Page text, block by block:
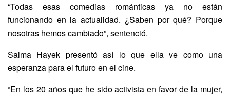
“Todas esas comedias románticas ya no están
funcionando en la actualidad. ¿Saben por qué? Porque
nosotras hemos cambiado”, sentenció.
Salma Hayek presentó así lo que ella ve como una
esperanza para el futuro en el cine.
“En los 20 años que he sido activista en favor de la mujer,